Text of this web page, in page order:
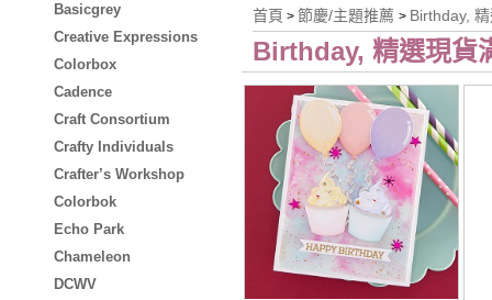
Basicgrey
Creative Expressions
Colorbox
Cadence
Craft Consortium
Crafty Individuals
Crafter’s Workshop
Colorbok
Echo Park
Chameleon
DCWV
首頁 > 節慶/主題推薦 > Birthday,
Birthday, 精選現貨